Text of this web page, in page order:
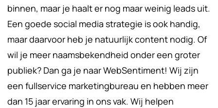
binnen, maar je haalt er nog maar weinig leads uit.
Een goede social media strategie is ook handig,
maar daarvoor heb je natuurlijk content nodig. Of
wil je meer naamsbekendheid onder een groter
publiek? Dan ga je naar WebSentiment! Wij zijn
een fullservice marketingbureau en hebben meer
dan 15 jaar ervaring in ons vak. Wij helpen